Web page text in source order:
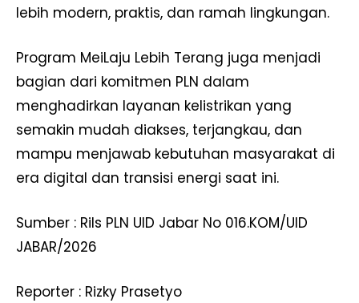
lebih modern, praktis, dan ramah lingkungan.
Program MeiLaju Lebih Terang juga menjadi
bagian dari komitmen PLN dalam
menghadirkan layanan kelistrikan yang
semakin mudah diakses, terjangkau, dan
mampu menjawab kebutuhan masyarakat di
era digital dan transisi energi saat ini.
Sumber : Rils PLN UID Jabar No 016.KOM/UID
JABAR/2026
Reporter : Rizky Prasetyo